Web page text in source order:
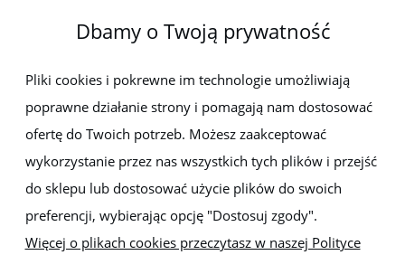
Pomoc
Dostawa i płatności
Moje konto
Gwarancja i zwroty
O firmie
Dbamy o Twoją prywatność
Pliki cookies i pokrewne im technologie umożliwiają
poprawne działanie strony i pomagają nam dostosować
ofertę do Twoich potrzeb. Możesz zaakceptować
wykorzystanie przez nas wszystkich tych plików i przejść
do sklepu lub dostosować użycie plików do swoich
preferencji, wybierając opcję "Dostosuj zgody".
Więcej o plikach cookies przeczytasz w naszej Polityce